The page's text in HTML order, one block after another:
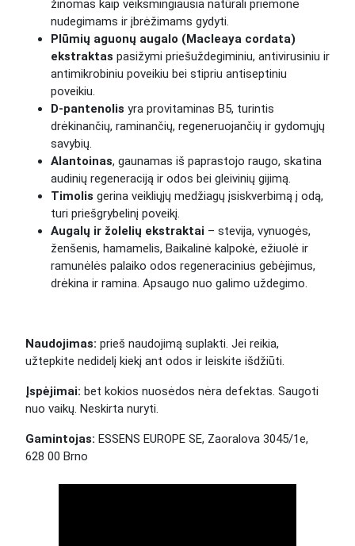
žinomas kaip veiksmingiausia natūrali priemonė
nudegimams ir įbrėžimams gydyti.
Plūmių aguonų augalo (Macleaya cordata)
ekstraktas pasižymi priešuždegiminiu, antivirusiniu ir
antimikrobiniu poveikiu bei stipriu antiseptiniu
poveikiu.
D-pantenolis yra provitaminas B5, turintis
drėkinančių, raminančių, regeneruojančių ir gydomųjų
savybių.
Alantoinas, gaunamas iš paprastojo raugo, skatina
audinių regeneraciją ir odos bei gleivinių gijimą.
Timolis gerina veikliųjų medžiagų įsiskverbimą į odą,
turi priešgrybelinį poveikį.
Augalų ir žolelių ekstraktai – stevija, vynuogės,
ženšenis, hamamelis, Baikalinė kalpokė, ežiuolė ir
ramunėlės palaiko odos regeneracinius gebėjimus,
drėkina ir ramina. Apsaugo nuo galimo uždegimo.
Naudojimas: prieš naudojimą suplakti. Jei reikia,
užtepkite nedidelį kiekį ant odos ir leiskite išdžiūti.
Įspėjimai: bet kokios nuosėdos nėra defektas. Saugoti
nuo vaikų. Neskirta nuryti.
Gamintojas: ESSENS EUROPE SE, Zaoralova 3045/1e,
628 00 Brno